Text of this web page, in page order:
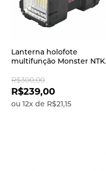
Lanterna holofote
multifunção Monster NTK
lúmens, recarregável via
USB e 2 tipos de foco
R$300,00
R$239,00
ou12x de R$21,15